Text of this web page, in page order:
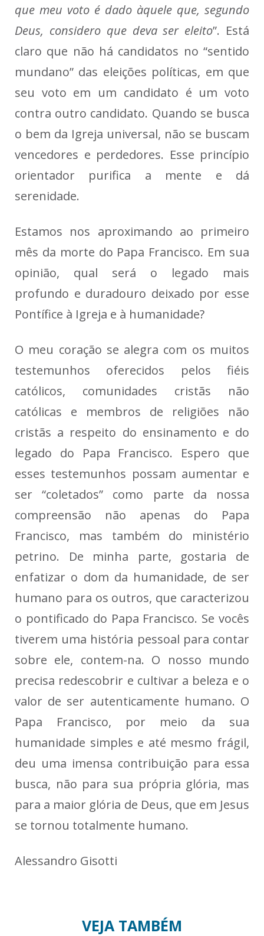
que meu voto é dado àquele que, segundo
Deus, considero que deva ser eleito”. Está
claro que não há candidatos no “sentido
mundano” das eleições políticas, em que
seu voto em um candidato é um voto
contra outro candidato. Quando se busca
o bem da Igreja universal, não se buscam
vencedores e perdedores. Esse princípio
orientador purifica a mente e dá
serenidade.
Estamos nos aproximando ao primeiro
mês da morte do Papa Francisco. Em sua
opinião, qual será o legado mais
profundo e duradouro deixado por esse
Pontífice à Igreja e à humanidade?
O meu coração se alegra com os muitos
testemunhos oferecidos pelos fiéis
católicos, comunidades cristãs não
católicas e membros de religiões não
cristãs a respeito do ensinamento e do
legado do Papa Francisco. Espero que
esses testemunhos possam aumentar e
ser “coletados” como parte da nossa
compreensão não apenas do Papa
Francisco, mas também do ministério
petrino. De minha parte, gostaria de
enfatizar o dom da humanidade, de ser
humano para os outros, que caracterizou
o pontificado do Papa Francisco. Se vocês
tiverem uma história pessoal para contar
sobre ele, contem-na. O nosso mundo
precisa redescobrir e cultivar a beleza e o
valor de ser autenticamente humano. O
Papa Francisco, por meio da sua
humanidade simples e até mesmo frágil,
deu uma imensa contribuição para essa
busca, não para sua própria glória, mas
para a maior glória de Deus, que em Jesus
se tornou totalmente humano.
Alessandro Gisotti
VEJA TAMBÉM